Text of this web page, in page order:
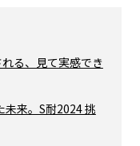
る、見て実感でき
未来。S耐2024 挑